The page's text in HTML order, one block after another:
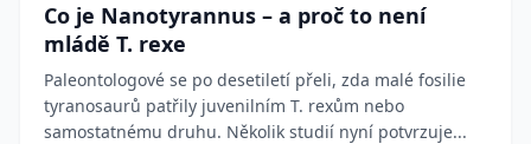
Co je Nanotyrannus – a proč to není
mládě T. rexe
Paleontologové se po desetiletí přeli, zda malé fosilie
tyranosaurů patřily juvenilním T. rexům nebo
samostatnému druhu. Několik studií nyní potvrzuje...